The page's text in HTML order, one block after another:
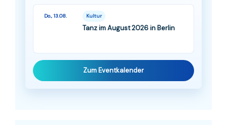
Do., 13.08. Kultur
Tanz im August 2026 in Berlin
Zum Eventkalender